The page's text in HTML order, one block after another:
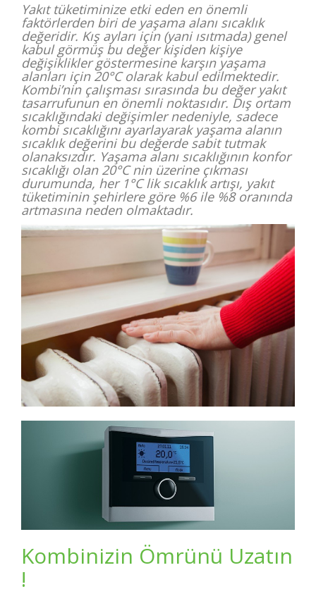
Yakıt tüketiminize etki eden en önemli
faktörlerden biri de yaşama alanı sıcaklık
değeridir. Kış ayları için (yani ısıtmada) genel
kabul görmüş bu değer kişiden kişiye
değişiklikler göstermesine karşın yaşama
alanları için 20°C olarak kabul edilmektedir.
Kombi’nin çalışması sırasında bu değer yakıt
tasarrufunun en önemli noktasıdır. Dış ortam
sıcaklığındaki değişimler nedeniyle, sadece
kombi sıcaklığını ayarlayarak yaşama alanın
sıcaklık değerini bu değerde sabit tutmak
olanaksızdır. Yaşama alanı sıcaklığının konfor
sıcaklığı olan 20°C nin üzerine çıkması
durumunda, her 1°C lik sıcaklık artışı, yakıt
tüketiminin şehirlere göre %6 ile %8 oranında
artmasına neden olmaktadır.
Kombinizin Ömrünü Uzatın
!